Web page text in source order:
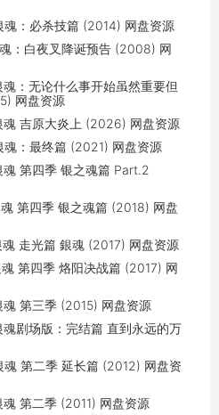
魂：必杀技篇 (2014) 网盘资源
：白夜叉降诞预告 (2008) 网
魂：无论什么事开始虽然重要但
网盘资源
魂 吉原大炎上 (2026) 网盘资源
魂：最终篇 (2021) 网盘资源
魂 第四季 银之魂篇 Part.2
第四季 银之魂篇 (2018) 网盘
魂 走光篇 銀魂 (2017) 网盘资源
第四季 烙阳决战篇 (2017) 网
魂 第三季 (2015) 网盘资源
魂剧场版：完结篇 直到永远的万
魂 第二季 延长篇 (2012) 网盘资
魂 第二季 (2011) 网盘资源